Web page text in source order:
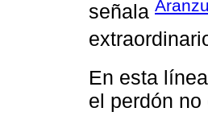
señala
En esta
el perdón